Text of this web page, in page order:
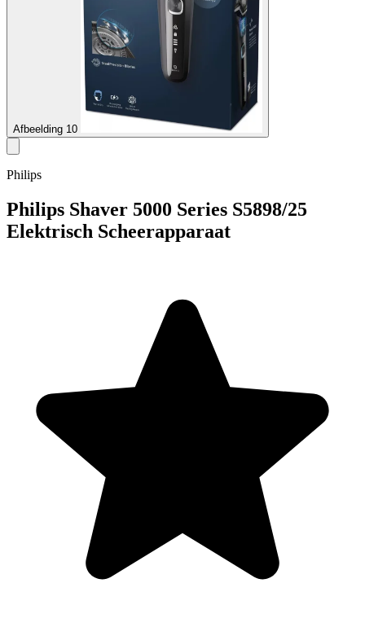
Afbeelding 10
Philips
Philips Shaver 5000 Series S5898/25
Elektrisch Scheerapparaat